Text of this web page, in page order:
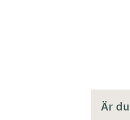
Är